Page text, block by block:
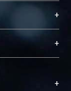
珍藏及向國際
，圖書館整合
同功能平
期能整合研
+
+
+